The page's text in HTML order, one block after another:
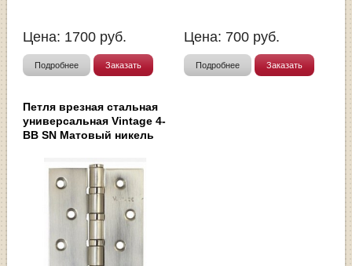
Цена: 1700 руб.
Подробнее Заказать
Цена: 700 руб.
Подробнее Заказать
Петля врезная стальная
универсальная Vintage 4-
BB SN Матовый никель